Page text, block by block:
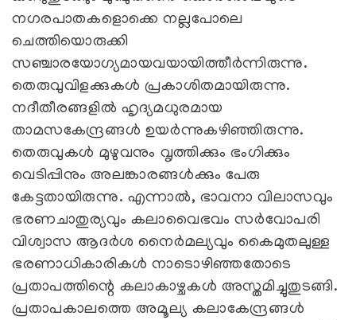
നഗരപാതകളൊക്കെ നല്ലപോലെ
ചെത്തിയൊരുക്കി
സഞ്ചാരയോഗ്യമായവയായിത്തീര്‍ന്നിരുന്നു.
തെരുവുവിളക്കുകള്‍ പ്രകാശിതമായിരുന്നു.
നദീതീരങ്ങളില്‍ ഹൃദ്യമധുരമായ
താമസകേന്ദ്രങ്ങള്‍ ഉയര്‍ന്നുകഴിഞ്ഞിരുന്നു.
തെരുവുകള്‍ മുഴുവനും വൃത്തിക്കും ഭംഗിക്കും
വെടിപ്പിനും അലങ്കാരങ്ങള്‍ക്കും പേരു
കേട്ടതായിരുന്നു. എന്നാല്‍, ഭാവനാ വിലാസവും
ഭരണചാതുര്യവും കലാവൈഭവം സര്‍വോപരി
വിശ്വാസ ആദര്‍ശ നൈര്‍മല്യവും കൈമുതലുള്ള
ഭരണാധികാരികള്‍ നാടൊഴിഞ്ഞതോടെ
പ്രതാപത്തിന്റെ കലാകാഴ്ചകള്‍ അസ്തമിച്ചുതുടങ്ങി.
പ്രതാപകാലത്തെ അമൂല്യ കലാകേന്ദ്രങ്ങള്‍